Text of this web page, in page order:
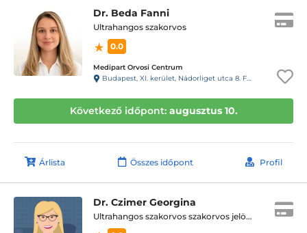
Dr. Beda Fanni
Ultrahangos szakorvos
0.0
Medipart Orvosi Centrum
Budapest, XI. kerület, Nádorliget utca 8. F épület, földszint 1.
Következő időpont: augusztus 10.
Árlista Összes időpont Profil
Dr. Czimer Georgina
Ultrahangos szakorvos szakorvos jelölt *